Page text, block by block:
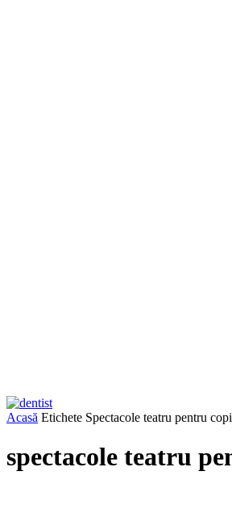
Acasă Etichete Spectacole teatru pentru
spectacole teatru